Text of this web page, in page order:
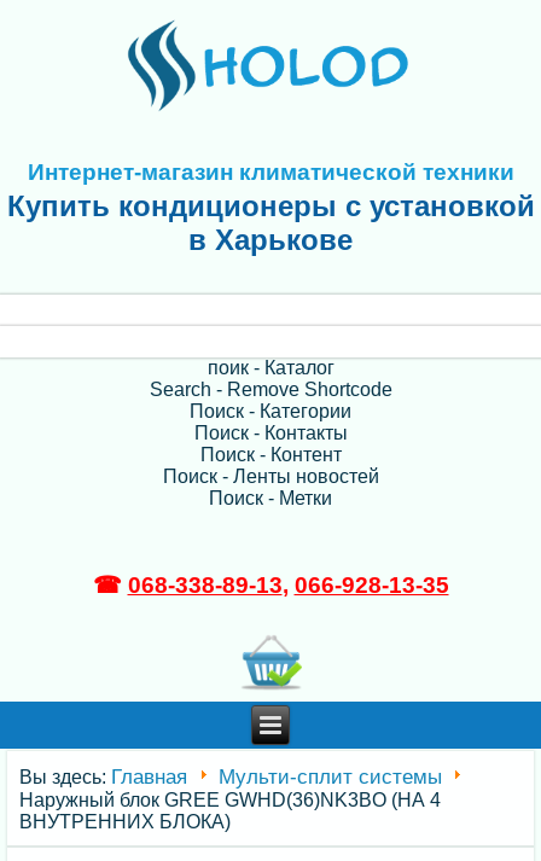
Интернет-магазин климатической техники
Купить кондиционеры с установкой
в Харькове
поик - Каталог
Search - Remove Shortcode
Поиск - Категории
Поиск - Контакты
Поиск - Контент
Поиск - Ленты новостей
Поиск - Метки
☎ 068-338-89-13, 066-928-13-35
Вы здесь: Главная Мульти-сплит системы
Наружный блок GREE GWHD(36)NK3BO (НА 4
ВНУТРЕННИХ БЛОКА)